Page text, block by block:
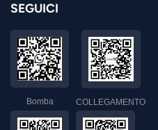
SEGUICI
Bomba COLLEGAMENTO